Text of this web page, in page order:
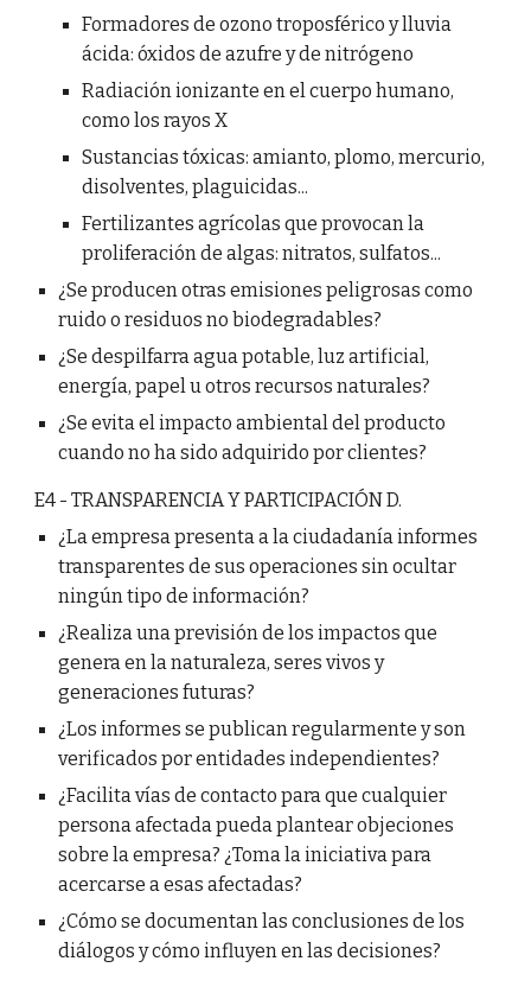
Formadores de ozono troposférico y lluvia
ácida: óxidos de azufre y de nitrógeno
Radiación ionizante en el cuerpo humano,
como los rayos X
Sustancias tóxicas: amianto, plomo, mercurio,
disolventes, plaguicidas...
Fertilizantes agrícolas que provocan la
proliferación de algas: nitratos, sulfatos...
¿Se producen otras emisiones peligrosas como
ruido o residuos no biodegradables?
¿Se despilfarra agua potable, luz artificial,
energía, papel u otros recursos naturales?
¿Se evita el impacto ambiental del producto
cuando no ha sido adquirido por clientes?
E4 - TRANSPARENCIA Y PARTICIPACIÓN D.
¿La empresa presenta a la ciudadanía informes
transparentes de sus operaciones sin ocultar
ningún tipo de información?
¿Realiza una previsión de los impactos que
genera en la naturaleza, seres vivos y
generaciones futuras?
¿Los informes se publican regularmente y son
verificados por entidades independientes?
¿Facilita vías de contacto para que cualquier
persona afectada pueda plantear objeciones
sobre la empresa? ¿Toma la iniciativa para
acercarse a esas afectadas?
¿Cómo se documentan las conclusiones de los
diálogos y cómo influyen en las decisiones?